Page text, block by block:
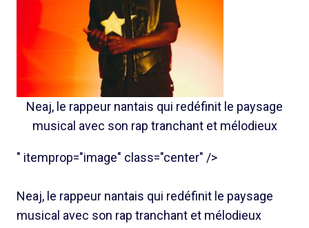
Neaj, le rappeur nantais qui redéfinit le paysage
musical avec son rap tranchant et mélodieux
" itemprop="image" class="center" />
Neaj, le rappeur nantais qui redéfinit le paysage
musical avec son rap tranchant et mélodieux